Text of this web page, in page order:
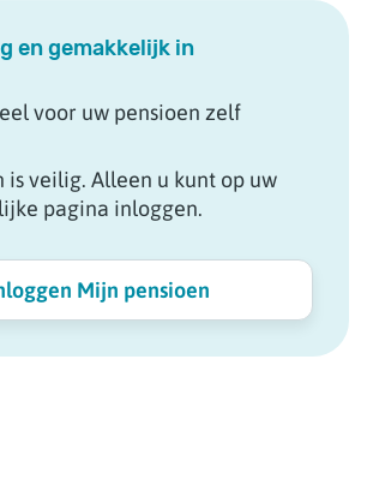
en gemakkelijk in
voor uw pensioen zelf
is veilig. Alleen u kunt op uw
pagina inloggen.
Mijn pensioen